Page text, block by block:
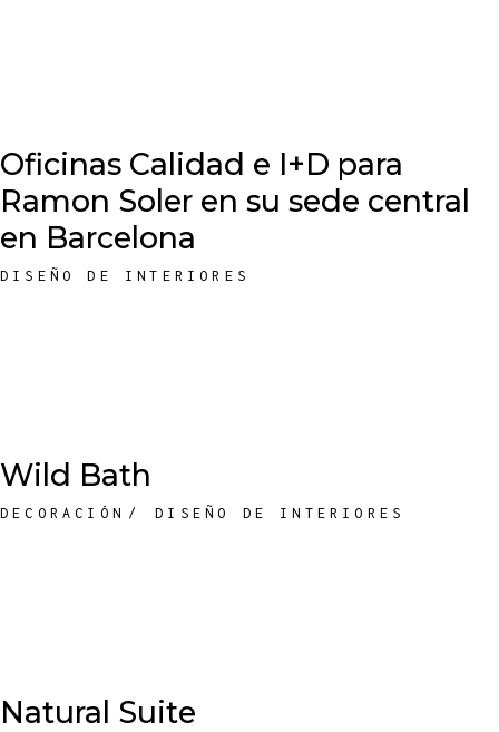
Oficinas Calidad e I+D para
Ramon Soler en su sede central
en Barcelona
DISEÑO DE INTERIORES
Wild Bath
DECORACIÓN DISEÑO DE INTERIORES
Natural Suite